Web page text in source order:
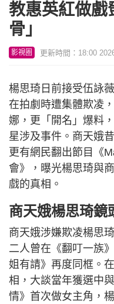
教惠英紅做戲
骨」
影視圈 更新時間：18:00
楊思琦日前接受伍詠
在拍劇時遭集體欺凌
娜，更「開名」爆料
星涉及事件。商天娥
更有網民翻出節目《
會》，曝光楊思琦與
戲的真相。
商天娥楊思琦鏡
商天娥涉嫌欺凌楊思
二人曾在《翻叮一族
姐有請》再度同框。
相，大談當年獲選中
情》首次做女主角，